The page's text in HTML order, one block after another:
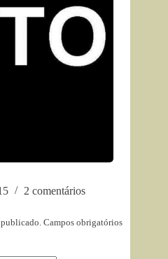
2 comentários
publicado. Campos obrigatórios